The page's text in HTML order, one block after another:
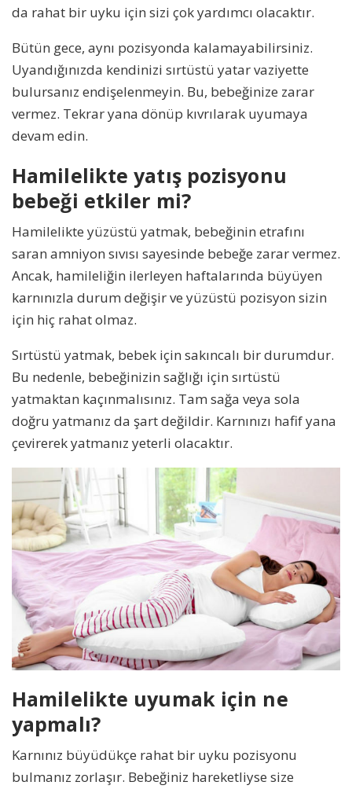
da rahat bir uyku için sizi çok yardımcı olacaktır.
Bütün gece, aynı pozisyonda kalamayabilirsiniz.
Uyandığınızda kendinizi sırtüstü yatar vaziyette
bulursanız endişelenmeyin. Bu, bebeğinize zarar
vermez. Tekrar yana dönüp kıvrılarak uyumaya
devam edin.
Hamilelikte yatış pozisyonu
bebeği etkiler mi?
Hamilelikte yüzüstü yatmak, bebeğinin etrafını
saran amniyon sıvısı sayesinde bebeğe zarar vermez.
Ancak, hamileliğin ilerleyen haftalarında büyüyen
karnınızla durum değişir ve yüzüstü pozisyon sizin
için hiç rahat olmaz.
Sırtüstü yatmak, bebek için sakıncalı bir durumdur.
Bu nedenle, bebeğinizin sağlığı için sırtüstü
yatmaktan kaçınmalısınız. Tam sağa veya sola
doğru yatmanız da şart değildir. Karnınızı hafif yana
çevirerek yatmanız yeterli olacaktır.
Hamilelikte uyumak için ne
yapmalı?
Karnınız büyüdükçe rahat bir uyku pozisyonu
bulmanız zorlaşır. Bebeğiniz hareketliyse size